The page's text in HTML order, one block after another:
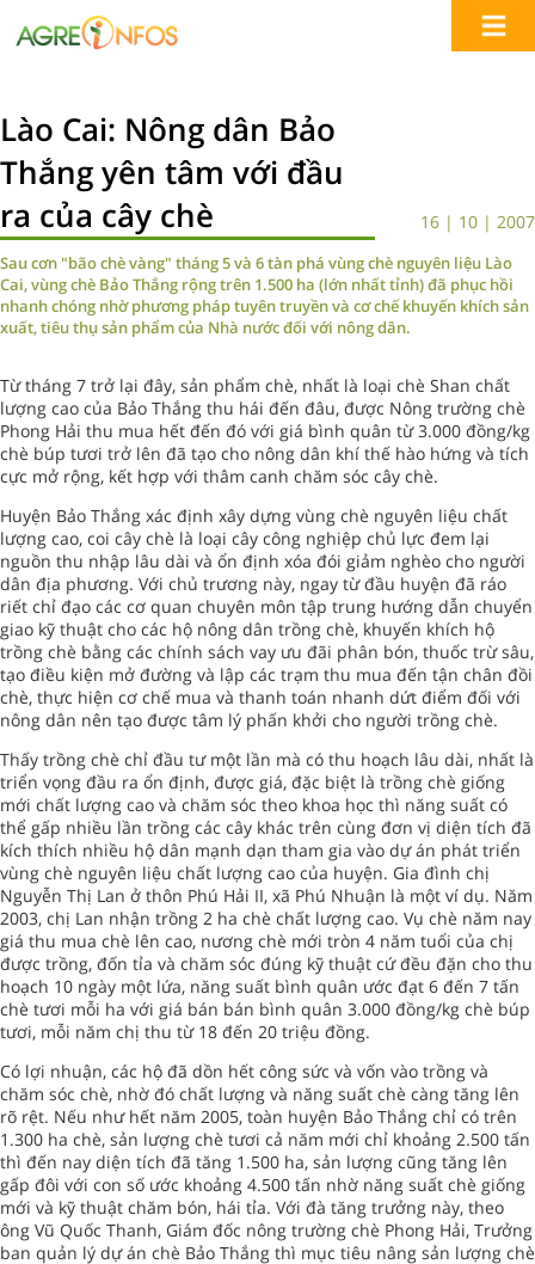
Lào Cai: Nông dân Bảo
Thắng yên tâm với đầu
ra của cây chè
16 | 10 | 2007
Sau cơn "bão chè vàng" tháng 5 và 6 tàn phá vùng chè nguyên liệu Lào
Cai, vùng chè Bảo Thắng rộng trên 1.500 ha (lớn nhất tỉnh) đã phục hồi
nhanh chóng nhờ phương pháp tuyên truyền và cơ chế khuyến khích sản
xuất, tiêu thụ sản phẩm của Nhà nước đối với nông dân.
Từ tháng 7 trở lại đây, sản phẩm chè, nhất là loại chè Shan chất
lượng cao của Bảo Thắng thu hái đến đâu, được Nông trường chè
Phong Hải thu mua hết đến đó với giá bình quân từ 3.000 đồng/kg
chè búp tươi trở lên đã tạo cho nông dân khí thế hào hứng và tích
cực mở rộng, kết hợp với thâm canh chăm sóc cây chè.
Huyện Bảo Thắng xác định xây dựng vùng chè nguyên liệu chất
lượng cao, coi cây chè là loại cây công nghiệp chủ lực đem lại
nguồn thu nhập lâu dài và ổn định xóa đói giảm nghèo cho người
dân địa phương. Với chủ trương này, ngay từ đầu huyện đã ráo
riết chỉ đạo các cơ quan chuyên môn tập trung hướng dẫn chuyển
giao kỹ thuật cho các hộ nông dân trồng chè, khuyến khích hộ
trồng chè bằng các chính sách vay ưu đãi phân bón, thuốc trừ sâu,
tạo điều kiện mở đường và lập các trạm thu mua đến tận chân đồi
chè, thực hiện cơ chế mua và thanh toán nhanh dứt điểm đối với
nông dân nên tạo được tâm lý phấn khởi cho người trồng chè.
Thấy trồng chè chỉ đầu tư một lần mà có thu hoạch lâu dài, nhất là
triển vọng đầu ra ổn định, được giá, đặc biệt là trồng chè giống
mới chất lượng cao và chăm sóc theo khoa học thì năng suất có
thể gấp nhiều lần trồng các cây khác trên cùng đơn vị diện tích đã
kích thích nhiều hộ dân mạnh dạn tham gia vào dự án phát triển
vùng chè nguyên liệu chất lượng cao của huyện. Gia đình chị
Nguyễn Thị Lan ở thôn Phú Hải II, xã Phú Nhuận là một ví dụ. Năm
2003, chị Lan nhận trồng 2 ha chè chất lượng cao. Vụ chè năm nay
giá thu mua chè lên cao, nương chè mới tròn 4 năm tuổi của chị
được trồng, đốn tỉa và chăm sóc đúng kỹ thuật cứ đều đặn cho thu
hoạch 10 ngày một lứa, năng suất bình quân ước đạt 6 đến 7 tấn
chè tươi mỗi ha với giá bán bán bình quân 3.000 đồng/kg chè búp
tươi, mỗi năm chị thu từ 18 đến 20 triệu đồng.
Có lợi nhuận, các hộ đã dồn hết công sức và vốn vào trồng và
chăm sóc chè, nhờ đó chất lượng và năng suất chè càng tăng lên
rõ rệt. Nếu như hết năm 2005, toàn huyện Bảo Thắng chỉ có trên
1.300 ha chè, sản lượng chè tươi cả năm mới chỉ khoảng 2.500 tấn
thì đến nay diện tích đã tăng 1.500 ha, sản lượng cũng tăng lên
gấp đôi với con số ước khoảng 4.500 tấn nhờ năng suất chè giống
mới và kỹ thuật chăm bón, hái tỉa. Với đà tăng trưởng này, theo
ông Vũ Quốc Thanh, Giám đốc nông trường chè Phong Hải, Trưởng
ban quản lý dự án chè Bảo Thắng thì mục tiêu nâng sản lượng chè